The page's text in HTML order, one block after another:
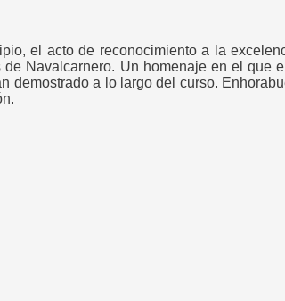
el acto de reconocimiento a la
Navalcarnero. Un homenaje en el que
demostrado a lo largo del curso.